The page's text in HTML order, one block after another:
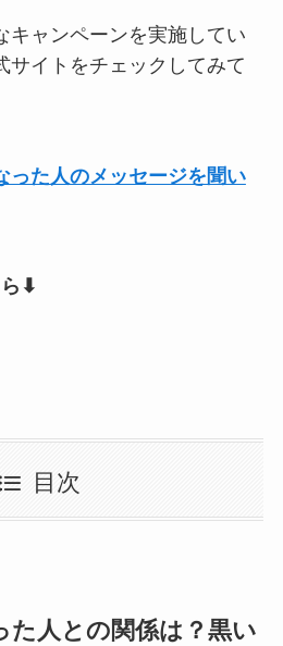
キャンペーンを実施してい
サイトをチェックしてみて
た人のメッセージを聞い
⬇︎
目次
た人との関係は？黒い